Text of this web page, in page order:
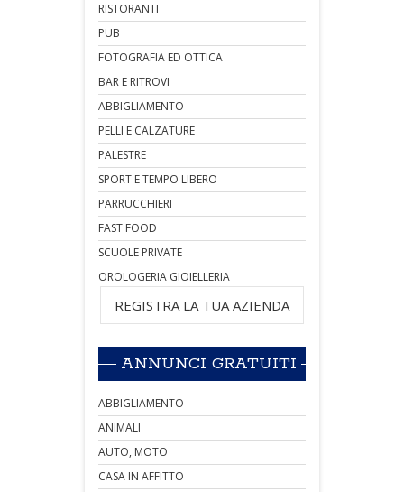
RISTORANTI
PUB
FOTOGRAFIA ED OTTICA
BAR E RITROVI
ABBIGLIAMENTO
PELLI E CALZATURE
PALESTRE
SPORT E TEMPO LIBERO
PARRUCCHIERI
FAST FOOD
SCUOLE PRIVATE
OROLOGERIA GIOIELLERIA
REGISTRA LA TUA AZIENDA
ANNUNCI GRATUITI
ABBIGLIAMENTO
ANIMALI
AUTO, MOTO
CASA IN AFFITTO